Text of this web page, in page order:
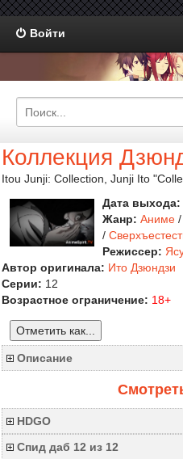
Войти
Коллекция
Itou Junji: Collection, Junji Ito
Дата выхода:
Жанр: Аниме /
/
Режиссер:
Автор оригинала: Ито Дзюндзи
Серии: 12
Возрастное ограничение: 18+
Отметить как...
Описание
HDGO
Спид даб 12 из 12